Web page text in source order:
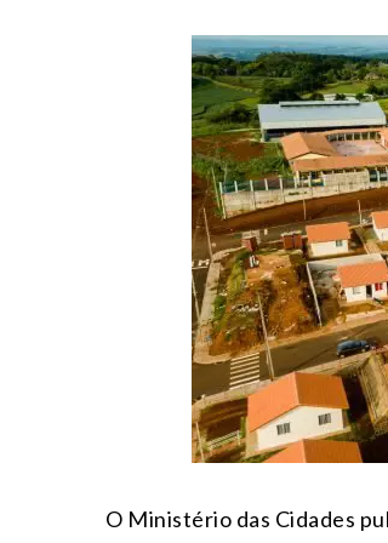
O Ministério das Cidades